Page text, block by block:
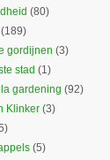
(80)
(189)
gordijnen (3)
stad (1)
gardening (92)
Klinker(3)
(5)